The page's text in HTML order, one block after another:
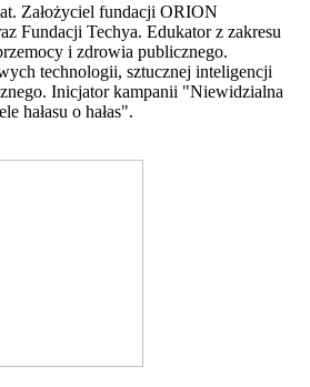
Założyciel fundacji ORION
Fundacji Techya. Edukator z zakresu
i zdrowia publicznego.
technologii, sztucznej inteligencji
Inicjator kampanii "Niewidzialna
hałasu o hałas".